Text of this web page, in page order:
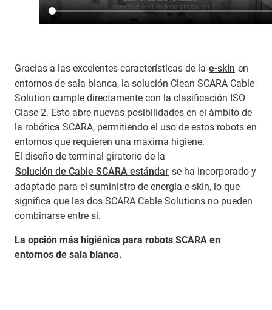
Gracias a las excelentes características de la e-skin en
entornos de sala blanca, la solución Clean SCARA Cable
Solution cumple directamente con la clasificación ISO
Clase 2. Esto abre nuevas posibilidades en el ámbito de
la robótica SCARA, permitiendo el uso de estos robots en
entornos que requieren una máxima higiene.
El diseño de terminal giratorio de la
Solución de Cable SCARA estándar se ha incorporado y
adaptado para el suministro de energía e-skin, lo que
significa que las dos SCARA Cable Solutions no pueden
combinarse entre sí.
La opción más higiénica para robots SCARA en
entornos de sala blanca.